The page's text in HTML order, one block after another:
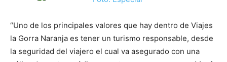
“Uno de los principales valores que hay dentro de Viajes
la Gorra Naranja es tener un turismo responsable, desde
la seguridad del viajero el cual va asegurado con una